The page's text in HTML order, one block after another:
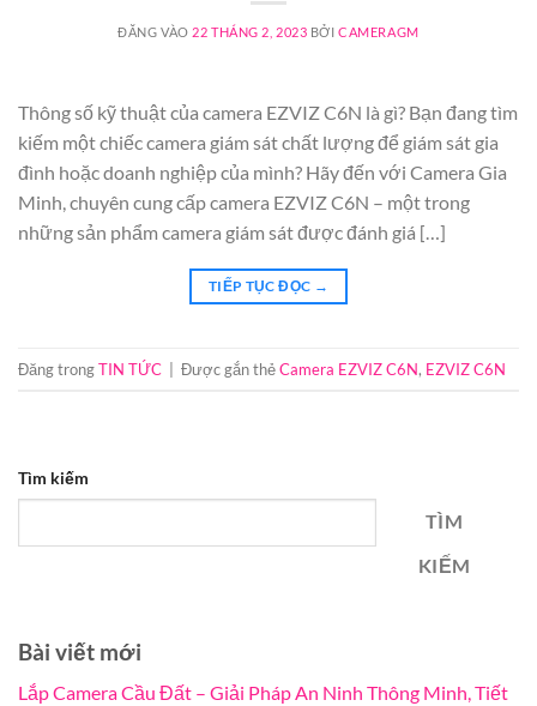
ĐĂNG VÀO 22 THÁNG 2, 2023 BỞICAMERAGM
Thông số kỹ thuật của camera EZVIZ C6N là gì? Bạn đang tìm
kiếm một chiếc camera giám sát chất lượng để giám sát gia
đình hoặc doanh nghiệp của mình? Hãy đến với Camera Gia
Minh, chuyên cung cấp camera EZVIZ C6N – một trong
những sản phẩm camera giám sát được đánh giá […]
TIẾP TỤC ĐỌC →
Đăng trongTIN TỨC Được gắn thẻCamera EZVIZ C6N, EZVIZ C6N
Tìm kiếm
TÌM
KIẾM
Bài viết mới
Lắp Camera Cầu Đất – Giải Pháp An Ninh Thông Minh, Tiết